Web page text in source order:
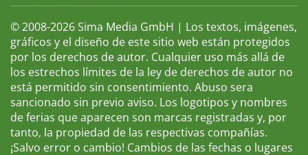
© 2008-2026 Sima Media GmbH | Los textos, imágenes,
gráficos y el diseño de este sitio web están protegidos
por los derechos de autor. Cualquier uso más allá de
los estrechos límites de la ley de derechos de autor no
está permitido sin consentimiento. Abuso sera
sancionado sin previo aviso. Los logotipos y nombres
de ferias que aparecen son marcas registradas y, por
tanto, la propiedad de las respectivas compañías.
¡Salvo error o cambio! Cambios de las fechas o lugares